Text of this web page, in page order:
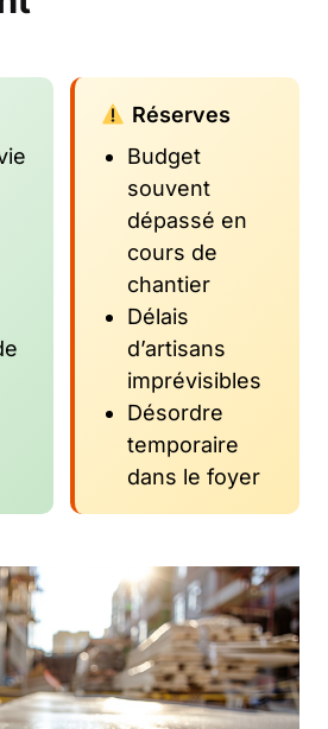
Réserves
Budget
souvent
dépassé en
cours de
chantier
Délais
d’artisans
imprévisibles
Désordre
temporaire
dans le foyer